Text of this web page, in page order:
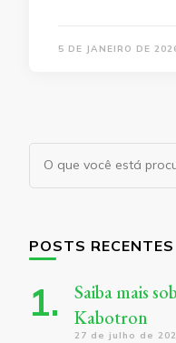
5 DE JANEIRO DE
Procurando
algo?
POSTS RECENTES
Saiba mais
Kabotron
27 de julho de